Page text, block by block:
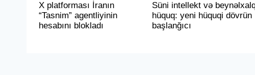
X platforması İranın
“Tasnim” agentliyinin
hesabını blokladı
Süni intellekt və
hüquq: yeni hüquqi dövrün
başlanğıcı